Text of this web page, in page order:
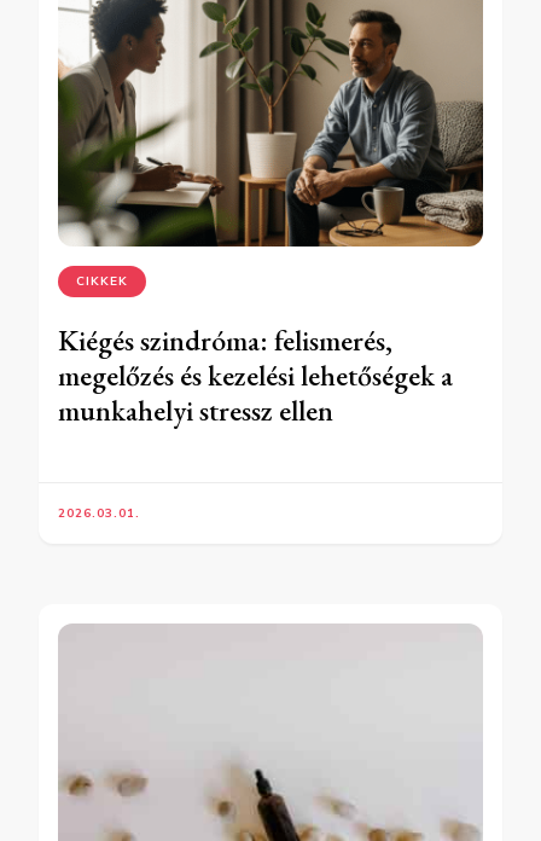
CIKKEK
Kiégés szindróma: felismerés,
megelőzés és kezelési lehetőségek a
munkahelyi stressz ellen
2026.03.01.